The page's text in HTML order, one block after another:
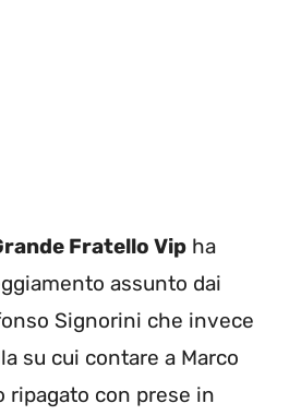
Fratello Vip ha
assunto dai
Signorini che invece
su cui contare a Marco
ripagato con prese in